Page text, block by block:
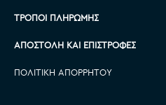
ΤΡΌΠΟΙ ΠΛΗΡΩΜΉΣ
ΑΠΟΣΤΟΛΉ ΚΑΙ ΕΠΙΣΤΡΟΦΈΣ
ΠΟΛΙΤΙΚΉ ΑΠΟΡΡΉΤΟΥ